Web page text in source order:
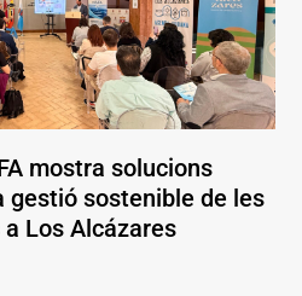
mostra solucions
gestió sostenible de les
Los Alcázares